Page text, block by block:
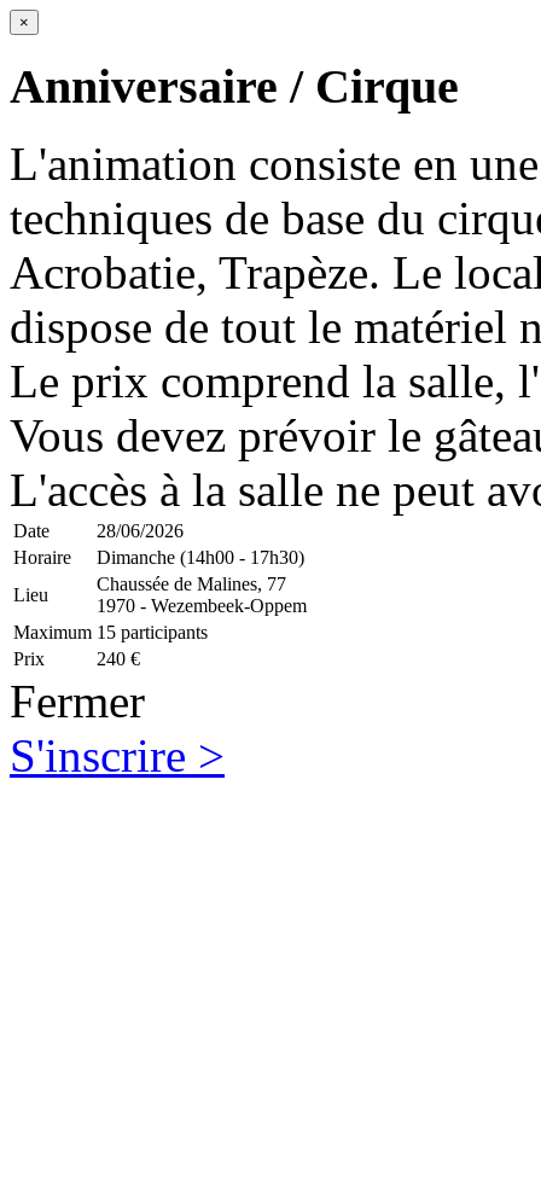
×
Anniversaire / Cirque
L'animation consiste en
techniques de base du
Acrobatie, Trapèze. Le
dispose de tout le matériel
Le prix comprend la salle,
Vous devez prévoir le
L'accès à la salle ne peut
Date
28/06/2026
Horaire
Dimanche (14h00 - 17h30)
Lieu
Chaussée de Malines, 77
1970 - Wezembeek-Oppem
Maximum 15 participants
Prix
240 €
Fermer
S'inscrire >